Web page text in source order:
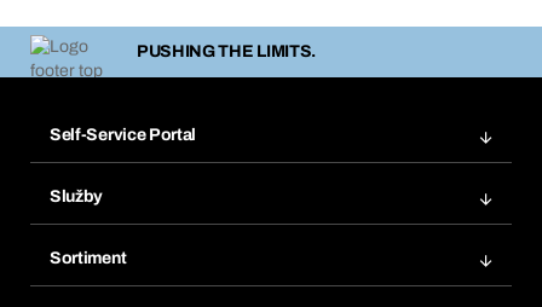
PUSHING THE LIMITS.
Self-Service Portal
Obľúbené
Opakované objednávky
Služby
Sortiment